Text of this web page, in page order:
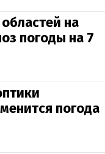
на
погоды на 7
погода